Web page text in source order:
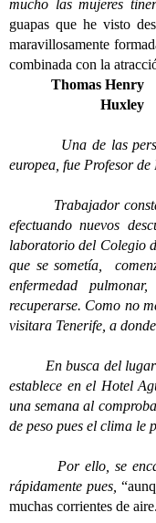
mucho las mujeres
guapas que he visto
maravillosamente
combinada con la
Thomas Henry
Huxley
Una de las
europea, fue Profesor
Trabajador
efectuando nuevos
laboratorio del Colegio
que se sometía,
enfermedad
recuperarse. Como no
visitara Tenerife, a
En busca del lugar
establece en el Hotel
una semana al
de peso pues el clima le
Por ello, se
rápidamente pues,
muchas corrientes de